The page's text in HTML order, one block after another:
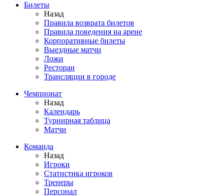
Билеты
Назад
Правила возврата билетов
Правила поведения на арене
Корпоративные билеты
Выездные матчи
Ложи
Ресторан
Трансляции в городе
Чемпионат
Назад
Календарь
Турнирная таблица
Матчи
Команда
Назад
Игроки
Статистика игроков
Тренеры
Персонал